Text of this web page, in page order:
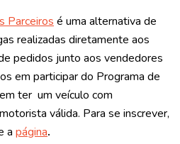
Parceiros é uma alternativa de
realizadas diretamente aos
pedidos junto aos vendedores
em participar do Programa de
ter um veículo com
válida. Para se inscrever,
a página.